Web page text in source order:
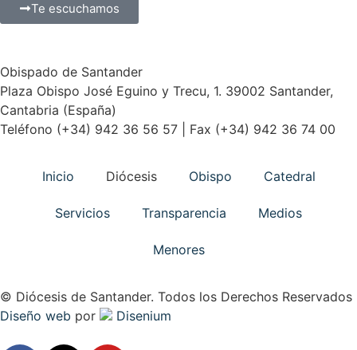
Te escuchamos
Obispado de Santander
Plaza Obispo José Eguino y Trecu, 1. 39002 Santander,
Cantabria (España)
Teléfono (+34) 942 36 56 57 | Fax (+34) 942 36 74 00
Inicio Diócesis Obispo Catedral
Servicios Transparencia Medios
Menores
© Diócesis de Santander. Todos los Derechos Reservados
Diseño web por Disenium